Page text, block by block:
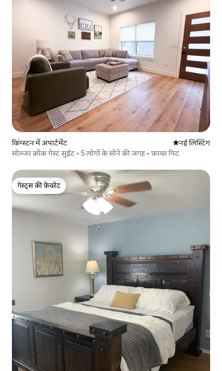
किंग्स्टन में अपार्टमेंट ठहरने की नई
नई लिस्टिंग
सोल्जर क्रीक गेस्ट सुईट • 5 लोगों के सोने की जगह • फ़ायर पिट
गेस्ट्स की फ़ेवरेट
गेस्ट्स की फ़ेवरेट